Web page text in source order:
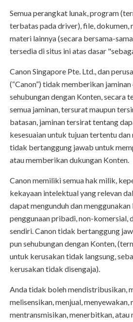
Semua perangkat lunak, program
terbatas pada driver), file, dokumen,
materi lainnya (secara bersama-
tersedia di situs ini atas dasar
Canon Singapore Pte. Ltd., dan
(“Canon”) tidak memberikan
sehubungan dengan Konten, secara
semua jaminan, tersurat maupun
batasan, jaminan tersirat tentang
kesesuaian untuk tujuan tertentu
tidak bertanggung jawab untuk
atau memberikan dukungan Konten.
Canon memiliki semua hak milik,
kekayaan intelektual yang relevan
dapat mengunduh dan
penggunaan pribadi, non-komersial,
sendiri. Canon tidak bertanggung
pun sehubungan dengan Konten,
untuk kerusakan tidak langsung,
kerusakan tidak disengaja).
Anda tidak boleh mendistribusikan,
melisensikan, menjual, menyewakan,
mentransmisikan, menerbitkan,